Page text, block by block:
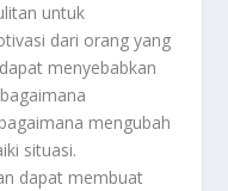
untuk
dari orang yang
menyebabkan
mengubah
situasi.
dapat membuat